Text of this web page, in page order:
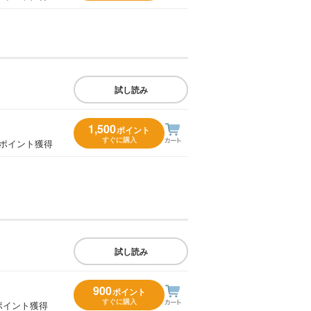
試し読み
イント獲得
1,500ポイント
すぐに購入
試し読み
イント獲得
900ポイント
すぐに購入